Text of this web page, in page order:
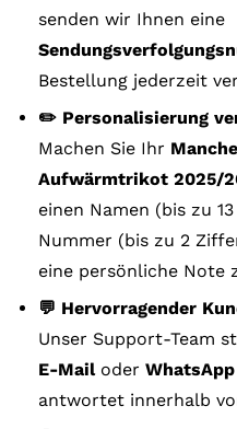
senden wir Ihnen eine
Bestellung jederzeit
✏️ Personalisierung
Machen Sie Ihr
Aufwärmtrikot 2025/
einen Namen (bis zu
Nummer (bis zu 2
eine persönliche Note
💬 Hervorragender
Unser Support-Team
E-Mailoder WhatsApp
antwortet innerhalb